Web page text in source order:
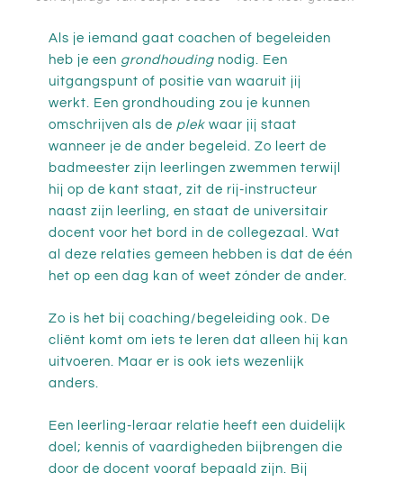
Als je iemand gaat coachen of begeleiden
heb je een grondhouding nodig. Een
uitgangspunt of positie van waaruit jij
werkt. Een grondhouding zou je kunnen
omschrijven als de plek waar jij staat
wanneer je de ander begeleid. Zo leert de
badmeester zijn leerlingen zwemmen terwijl
hij op de kant staat, zit de rij-instructeur
naast zijn leerling, en staat de universitair
docent voor het bord in de collegezaal. Wat
al deze relaties gemeen hebben is dat de één
het op een dag kan of weet zónder de ander.
Zo is het bij coaching/begeleiding ook. De
cliënt komt om iets te leren dat alleen hij kan
uitvoeren. Maar er is ook iets wezenlijk
anders.
Een leerling-leraar relatie heeft een duidelijk
doel; kennis of vaardigheden bijbrengen die
door de docent vooraf bepaald zijn. Bij